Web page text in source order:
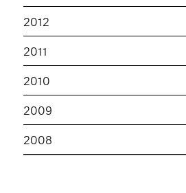
2012
2011
2010
2009
2008